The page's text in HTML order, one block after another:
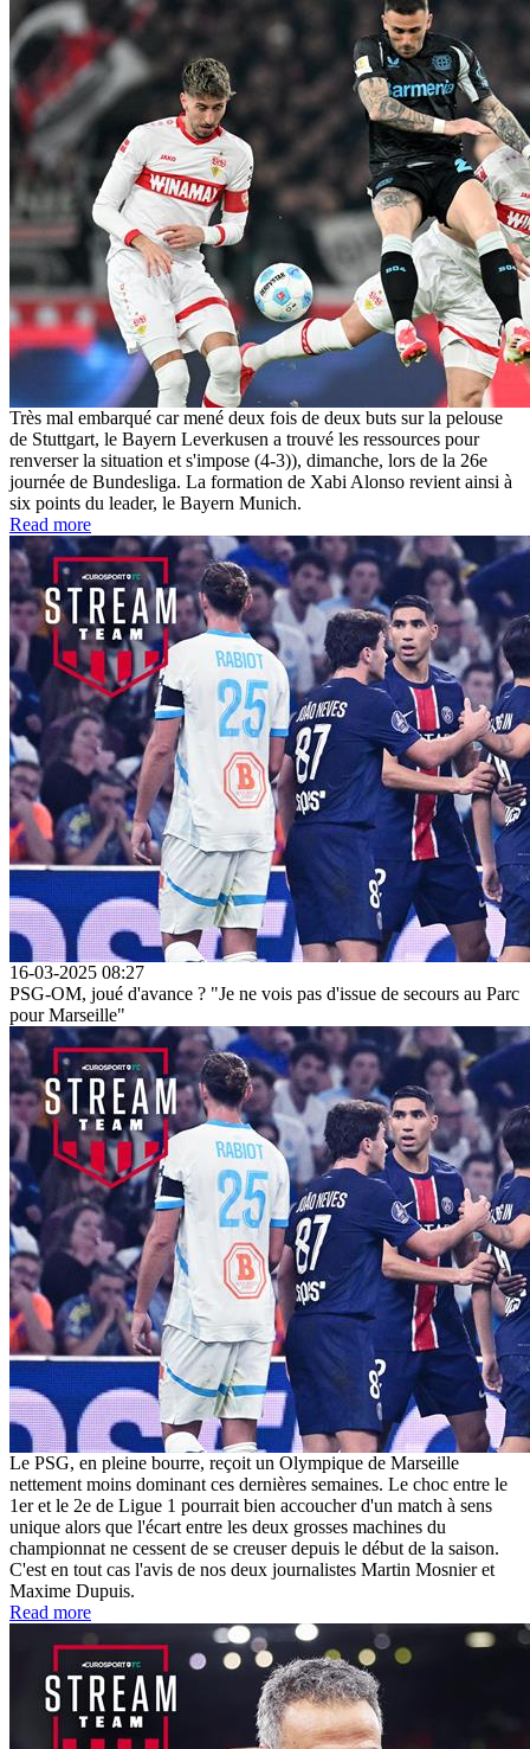
Très mal embarqué car mené deux fois de deux buts sur la pelouse
de Stuttgart, le Bayern Leverkusen a trouvé les ressources pour
renverser la situation et s'impose (4-3)), dimanche, lors de la 26e
journée de Bundesliga. La formation de Xabi Alonso revient ainsi à
six points du leader, le Bayern Munich.
Read more
16-03-2025 08:27
PSG-OM, joué d'avance ? "Je ne vois pas d'issue de secours au Parc
pour Marseille"
Le PSG, en pleine bourre, reçoit un Olympique de Marseille
nettement moins dominant ces dernières semaines. Le choc entre le
1er et le 2e de Ligue 1 pourrait bien accoucher d'un match à sens
unique alors que l'écart entre les deux grosses machines du
championnat ne cessent de se creuser depuis le début de la saison.
C'est en tout cas l'avis de nos deux journalistes Martin Mosnier et
Maxime Dupuis.
Read more